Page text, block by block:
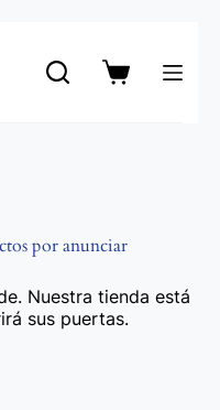
Carro
por anunciar
Nuestra tienda está
sus puertas.